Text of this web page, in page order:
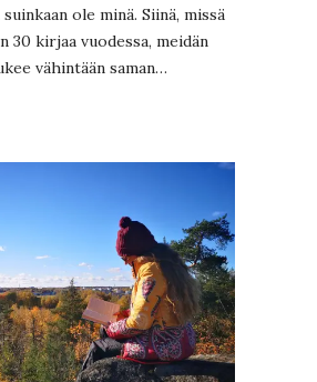
ole minä. Siinä, missä
30 kirjaa vuodessa, meidän
vähintään saman…